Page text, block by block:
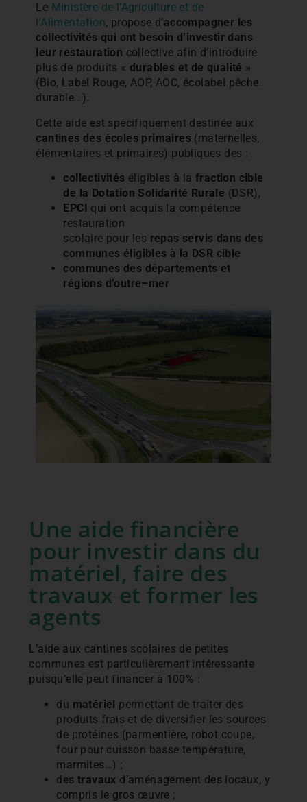
Le Ministère de l’Agriculture et de
l’Alimentation, propose d’accompagner les
collectivités qui ont besoin d’investir dans
leur restauration collective afin d’introduire
plus de produits « durables et de qualité »
(Bio, Label Rouge, AOP, AOC, écolabel pêche
durable…).
Cette aide est spécifiquement destinée aux
cantines des écoles primaires (maternelles,
élémentaires et primaires) publiques des :
collectivités éligibles à la fraction cible
de la Dotation Solidarité Rurale (DSR),
EPCI qui ont acquis la compétence
restauration
scolaire pour les repas servis dans des
communes éligibles à la DSR cible
communes des départements et
régions d’outre–mer
Une aide financière
pour investir dans du
matériel, faire des
travaux et former les
agents
L’aide aux cantines scolaires de petites
communes est particulièrement intéressante
puisqu’elle peut financer à 100% :
du matériel permettant de traiter des
produits frais et de diversifier les sources
de protéines (parmentière, robot coupe,
four pour cuisson basse température,
marmites…) ;
des travaux d’aménagement des locaux, y
compris le gros œuvre ;